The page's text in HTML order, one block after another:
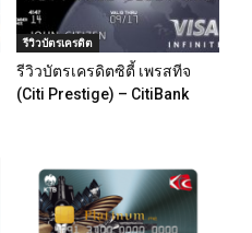
รีวิวบัตรเครดิต
รีวิวบัตรเครดิตซิตี้ เพรสทีจ
(Citi Prestige) – CitiBank